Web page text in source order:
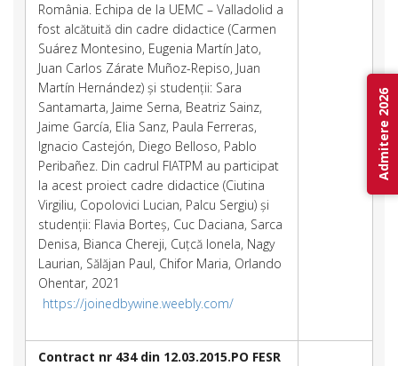
România. Echipa de la UEMC – Valladolid a
fost alcătuită din cadre didactice (Carmen
Suárez Montesino, Eugenia Martín Jato,
Juan Carlos Zárate Muñoz-Repiso, Juan
Martín Hernández) și studenții: Sara
Santamarta, Jaime Serna, Beatriz Sainz,
Jaime García, Elia Sanz, Paula Ferreras,
Ignacio Castejón, Diego Belloso, Pablo
Peribañez. Din cadrul FIATPM au participat
la acest proiect cadre didactice (Ciutina
Virgiliu, Copolovici Lucian, Palcu Sergiu) și
studenții: Flavia Borteș, Cuc Daciana, Sarca
Denisa, Bianca Chereji, Cuțcă Ionela, Nagy
Laurian, Sălăjan Paul, Chifor Maria, Orlando
Ohentar, 2021
https://joinedbywine.weebly.com/
Contract nr 434 din 12.03.2015.PO FESR
Admitere 2026